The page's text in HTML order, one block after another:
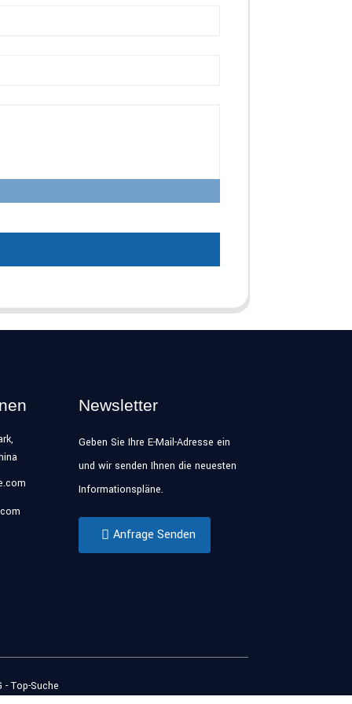
Newsletter
Geben Sie Ihre E-Mail-Adresse ein
und wir senden Ihnen die neuesten
Informationspläne.
Anfrage Senden
- Top-Suche